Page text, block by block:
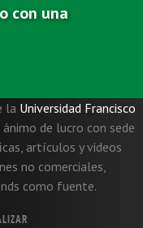
con una
la Universidad Francisco
de lucro con sede
artículos y videos
no comerciales,
como fuente.